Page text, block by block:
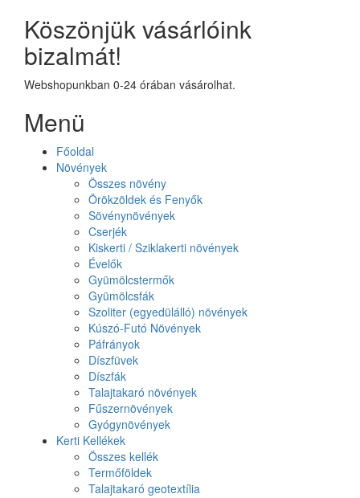
Köszönjük vásárlóink
bizalmát!
Webshopunkban 0-24 órában vásárolhat.
Menü
Főoldal
Növények
Összes növény
Örökzöldek és Fenyők
Sövénynövények
Cserjék
Kiskerti / Sziklakerti növények
Évelők
Gyümölcstermők
Gyümölcsfák
Szoliter (egyedülálló) növények
Kúszó-Futó Növények
Páfrányok
Díszfüvek
Díszfák
Talajtakaró növények
Fűszernövények
Gyógynövények
Kerti Kellékek
Összes kellék
Termőföldek
Talajtakaró geotextília